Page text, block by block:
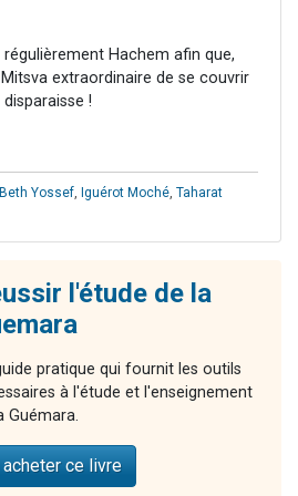
Hachem afin que,
extraordinaire de se couvrir
!
Beth Yossef, Iguérot Moché, Taharat
l'étude de la
pratique qui fournit les outils
à l'étude et l'enseignement
Guémara.
ce livre